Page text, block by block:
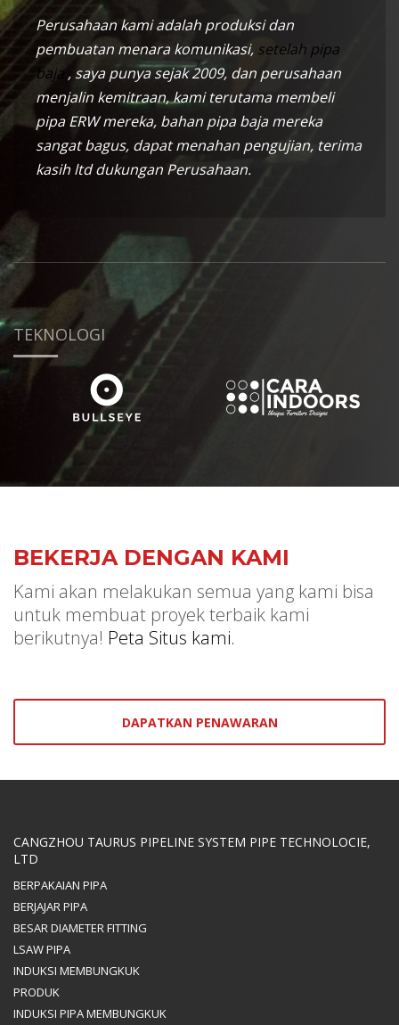
Perusahaan kami adalah produksi dan
pembuatan menara komunikasi, setelah pipa
baja, saya punya sejak 2009, dan perusahaan
menjalin kemitraan, kami terutama membeli
pipa ERW mereka, bahan pipa baja mereka
sangat bagus, dapat menahan pengujian, terima
kasih ltd dukungan Perusahaan.
TEKNOLOGI
BEKERJA DENGAN KAMI
Kami akan melakukan semua yang kami bisa
untuk membuat proyek terbaik kami
berikutnya! Peta Situs kami.
DAPATKAN PENAWARAN
CANGZHOU TAURUS PIPELINE SYSTEM PIPE TECHNOLOCIE,
LTD
BERPAKAIAN PIPA
BERJAJAR PIPA
BESAR DIAMETER FITTING
LSAW PIPA
INDUKSI MEMBUNGKUK
PRODUK
INDUKSI PIPA MEMBUNGKUK